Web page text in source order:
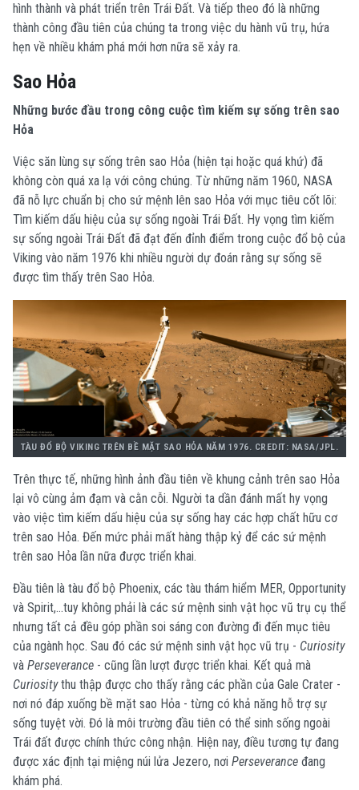
hình thành và phát triển trên Trái Đất. Và tiếp theo đó là những
thành công đầu tiên của chúng ta trong việc du hành vũ trụ, hứa
hẹn về nhiều khám phá mới hơn nữa sẽ xảy ra.
Sao Hỏa
Những bước đầu trong công cuộc tìm kiếm sự sống trên sao
Hỏa
Việc săn lùng sự sống trên sao Hỏa (hiện tại hoặc quá khứ) đã
không còn quá xa lạ với công chúng. Từ những năm 1960, NASA
đã nỗ lực chuẩn bị cho sứ mệnh lên sao Hỏa với mục tiêu cốt lõi:
Tìm kiếm dấu hiệu của sự sống ngoài Trái Đất. Hy vọng tìm kiếm
sự sống ngoài Trái Đất đã đạt đến đỉnh điểm trong cuộc đổ bộ của
Viking vào năm 1976 khi nhiều người dự đoán rằng sự sống sẽ
được tìm thấy trên Sao Hỏa.
TÀU ĐỔ BỘ VIKING TRÊN BỀ MẶT SAO HỎA NĂM 1976. CREDIT: NASA/JPL.
Trên thực tế, những hình ảnh đầu tiên về khung cảnh trên sao Hỏa
lại vô cùng ảm đạm và cằn cỗi. Người ta dần đánh mất hy vọng
vào việc tìm kiếm dấu hiệu của sự sống hay các hợp chất hữu cơ
trên sao Hỏa. Đến mức phải mất hàng thập kỷ để các sứ mệnh
trên sao Hỏa lần nữa được triển khai.
Đầu tiên là tàu đổ bộ Phoenix, các tàu thám hiểm MER, Opportunity
và Spirit,...tuy không phải là các sứ mệnh sinh vật học vũ trụ cụ thể
nhưng tất cả đều góp phần soi sáng con đường đi đến mục tiêu
của ngành học. Sau đó các sứ mệnh sinh vật học vũ trụ - Curiosity
và Perseverance - cũng lần lượt được triển khai. Kết quả mà
Curiositythu thập được cho thấy rằng các phần của Gale Crater -
nơi nó đáp xuống bề mặt sao Hỏa - từng có khả năng hỗ trợ sự
sống tuyệt vời. Đó là môi trường đầu tiên có thể sinh sống ngoài
Trái đất được chính thức công nhận. Hiện nay, điều tương tự đang
được xác định tại miệng núi lửa Jezero, nơi Perseverance đang
khám phá.